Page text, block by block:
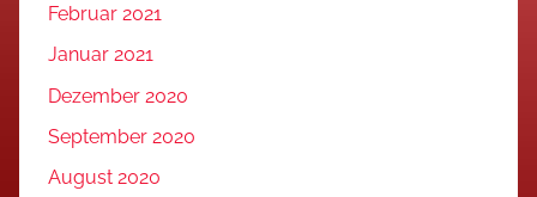
Februar 2021
Januar 2021
Dezember 2020
September 2020
August 2020